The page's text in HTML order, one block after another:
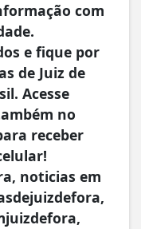
com
e fique por
de Juiz de
Acesse
no
receber
noticias em